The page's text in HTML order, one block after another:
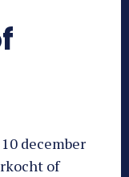
december
of